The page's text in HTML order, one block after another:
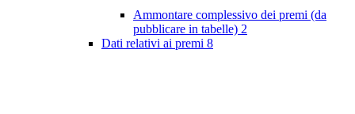
Ammontare complessivo dei premi (da
pubblicare in tabelle) 2
Dati relativi ai premi 8